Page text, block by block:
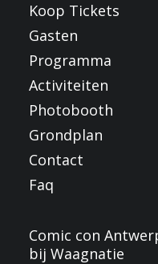
Koop Tickets
Gasten
Programma
Activiteiten
Photobooth
Grondplan
Contact
Faq
Comic con
bij Waagnatie